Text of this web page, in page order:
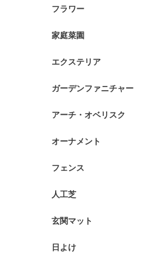
フラワー
家庭菜園
エクステリア
ガーデンファニチャー
アーチ・オベリスク
オーナメント
フェンス
人工芝
玄関マット
日よけ